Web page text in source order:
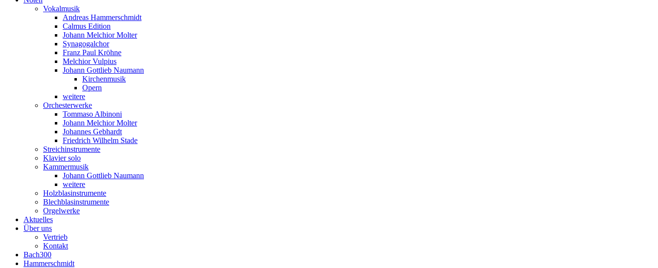
Vokalmusik
Andreas Hammerschmidt
Calmus Edition
Johann Melchior Molter
Synagogalchor
Franz Paul Kröhne
Melchior Vulpius
Johann Gottlieb Naumann
Kirchenmusik
Opern
weitere
Orchesterwerke
Tommaso Albinoni
Johann Melchior Molter
Johannes Gebhardt
Friedrich Wilhelm Stade
Streichinstrumente
Klavier solo
Kammermusik
Johann Gottlieb Naumann
weitere
Holzblasinstrumente
Blechblasinstrumente
Orgelwerke
Aktuelles
Über uns
Vertrieb
Kontakt
Bach300
Hammerschmidt